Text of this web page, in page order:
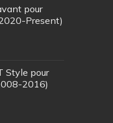
pour
Present)
Style pour
2016)